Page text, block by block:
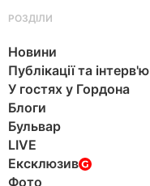
РОЗДІЛИ
Новини
Публікації та інтерв'ю
У гостях у Гордона
Блоги
Бульвар
LIVE
Ексклюзив
Фото